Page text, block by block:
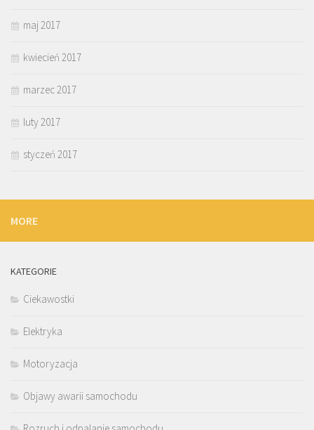
maj 2017
kwiecień 2017
marzec 2017
luty 2017
styczeń 2017
MORE
KATEGORIE
Ciekawostki
Elektryka
Motoryzacja
Objawy awarii samochodu